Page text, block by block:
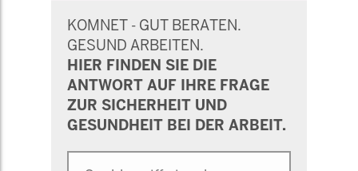
KOMNET - GUT BERATEN.
GESUND ARBEITEN.
HIER FINDEN SIE DIE
ANTWORT AUF IHRE FRAGE
ZUR SICHERHEIT UND
GESUNDHEIT BEI DER ARBEIT.